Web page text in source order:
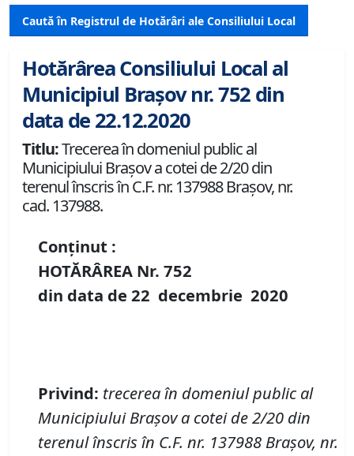
Caută în Registrul de Hotărâri ale Consiliului Local
Hotărârea Consiliului Local al
Municipiul Brașov nr. 752 din
data de 22.12.2020
Titlu:Trecerea în domeniul public al
Municipiului Braşov a cotei de 2/20 din
terenul înscris în C.F. nr. 137988 Brașov, nr.
cad. 137988.
Conținut :
HOTĂRÂREA Nr. 752
din data de 22 decembrie 2020
Privind: trecerea în domeniul public al
Municipiului Braşov a cotei de 2/20 din
terenul înscris în C.F. nr. 137988 Brașov, nr.